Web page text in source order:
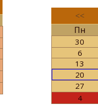
<<
Пн
30
6
13
20
27
4